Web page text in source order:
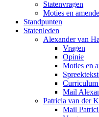
Statenvragen
Moties en
Standpunten
Statenleden
Alexander van
Vragen
Opinie
Moties en
Mail
Patricia van der
Mail